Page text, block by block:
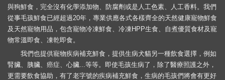
與狗鮮食，完全沒有化學添加物、防腐劑或是人工色素、人工香料。我們
從事毛孩鮮食已經超過20年，專業供應各式各樣齊全的天然健康寵物鮮食
及天然寵物用品，包含寵物冷凍鮮食、冷凍HPP生食、自煮優質食材及寵
物常溫即食、凍乾即食。
我們也提供寵物疾病補充鮮食，提供生病犬貓另一種飲食選擇，例如
腎臟、胰臟、癌症、心臟...等等。即使毛孩生病了，除了醫療照護之外，
更需要飲食協助，有了老字號的疾病補充鮮食，生病的毛孩們將會有更好